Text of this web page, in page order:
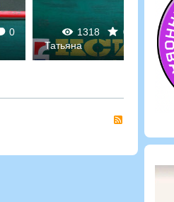
0
1318 0
0
Татьяна